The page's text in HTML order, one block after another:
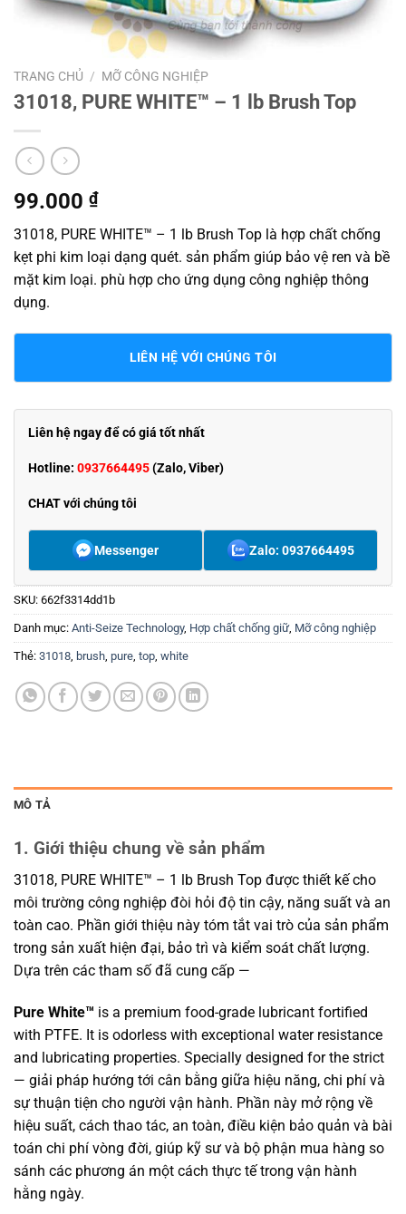
TRANG CHỦ / MỠ CÔNG NGHIỆP
31018, PURE WHITE™ – 1 lb Brush Top
99.000 ₫
31018, PURE WHITE™ – 1 lb Brush Top là hợp chất chống
kẹt phi kim loại dạng quét. sản phẩm giúp bảo vệ ren và bề
mặt kim loại. phù hợp cho ứng dụng công nghiệp thông
dụng.
LIÊN HỆ VỚI CHÚNG TÔI
Liên hệ ngay để có giá tốt nhất
Hotline: 0937664495(Zalo, Viber)
CHAT với chúng tôi
Messenger Zalo: 0937664495
SKU: 662f3314dd1b
Danh mục: Anti-Seize Technology, Hợp chất chống giữ, Mỡ công nghiệp
Thẻ: 31018, brush, pure, top, white
MÔ TẢ
1. Giới thiệu chung về sản phẩm
31018, PURE WHITE™ – 1 lb Brush Top được thiết kế cho
môi trường công nghiệp đòi hỏi độ tin cậy, năng suất và an
toàn cao. Phần giới thiệu này tóm tắt vai trò của sản phẩm
trong sản xuất hiện đại, bảo trì và kiểm soát chất lượng.
Dựa trên các tham số đã cung cấp —
Pure White™ is a premium food-grade lubricant fortified
with PTFE. It is odorless with exceptional water resistance
and lubricating properties. Specially designed for the strict
— giải pháp hướng tới cân bằng giữa hiệu năng, chi phí và
sự thuận tiện cho người vận hành. Phần này mở rộng về
hiệu suất, cách thao tác, an toàn, điều kiện bảo quản và bài
toán chi phí vòng đời, giúp kỹ sư và bộ phận mua hàng so
sánh các phương án một cách thực tế trong vận hành
hằng ngày.